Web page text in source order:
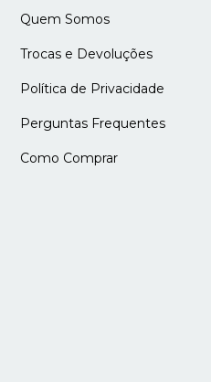
Quem Somos
Trocas e Devoluções
Política de Privacidade
Perguntas Frequentes
Como Comprar